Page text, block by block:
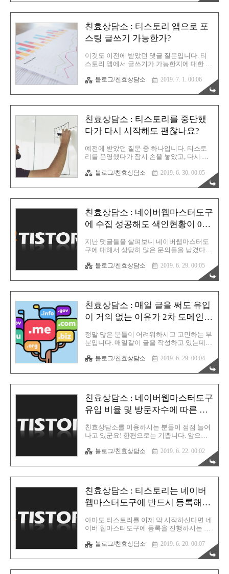
들도 계십니다. 이런 분들께서 공통적으로
남겨주셨던 질문 중 하나입니다. Q. 안녕하세
로 넘어온 블로거 입니다. 네이버에서 썼던
이미지를 그냥 재활용해도 상관 없는지 궁금
합니다. 글은 다 수정해서 새로 작성하고 있
는데 사진은 괜찮은거 같아서 그냥 그대로
올리고 있습니다. 다음에서 검색하니까 작성
한 글이 잘 나오길래 별 문제 없겠지 싶습니
다. 괜찮을까요? 사실 이 부분은 말이 많습니
다. 저 역시 카더라 통신 시절부터 블로그를
해왔기에 이런 저런 뜬구름 소문을 많이..
친효상담소 : 티스토리 앱으로 포
스팅 글쓰기 가능한가?
이것도 이전에 받았던 댓글 질문입니다. 티
스토리 앱에서 글쓰기가 가능한지에 대한 질
용해서 외출 상태에서의 글 작성에 대한 문
의를 주신 것 같습니다. 저 역시 이 부분에 대
해서 알아보고 테스트도 해봤지만... 답은 역
시 PC에서의 글작성이 짱이라는 사실이었습
요! 제가 운영하는 블로그는 현재 이원화되
어 있습니다. 일기 부분은 네이버에 작성을
하고 있으며 개인적인 라이팅이나 공개포스
팅은 티스토리에 작성하고 있습니다. 문제는
티스토리에 그날 찍었던 사진을 바로바로 올
리고 싶은데 네이버는 앱에서 설정하면 가능
한데 티스토리는 이미지가 자동 리사이징 됩
니다. 티스토리는 모바일 설정에 원본 업로
드가 안 되서 우여곡절로 네이버에 비공..
블로그/친효상담소 2019. 7. 1. 00:06
친효상담소 : 티스토리를 중단했
다가 다시 시작해도 괜찮나요?
예전에 받았던 질문 중 하나입니다. 티스토
리를 운영했다가 잠시 손을 놓았고, 다시 시
존 티스토리를 그대로 활용해서 진행하는게
나은지에 대한 부분입니다. 이 질문의 숨은
뜻은 "멈췄다가 다시 복귀해도 검색엔진에
노출이 되는 것에 있어서 패널티가 있는건
지? 혹은 한동안 안하다 갑자기 해도 검색엔
진에서 잘 자료를 수집하는지?" 이런 부분일
것 입니다. 이 부분은 확실히 답변을 드릴 수
있을 것 같습니다. 먼저 질문을 보시겠습니
다. Q. 안녕하세요, 효자손님의 글을 읽고 이
렇게 질문드리고자 합니다. 아무쪼록 의견
부탁드립니다. 저는 2012년경 티스토리 영어
블로그를 시작하였습니다. 나름 블로그 공부
도 좀 해서 한달만에 방문객 ..
블로그/친효상담소 2019. 6. 30. 00:05
친효상담소 : 네이버웹마스터도구
에 수집 성공해도 색인현황이 0인
지난 댓글들을 살펴보니 네이버웹마스터도
구에 대해서 상당히 많은 문의들을 남겼다는
도구... 그녀석은 대체 누구일까요? 그리고 감
히 마스터라는 키워드를 사용할 수준의 퀄리
티가 될까요? 티스토리를 사용하는 유저 입
장에서 바라볼 때, 네이버웹마스터도구는 그
도 쓸모가 없다는 이야기 입니다. 특히 검색
반영 요청에 대한 기능은 더더욱 그렇습니
다. 아래는 질문남겨주신 내용 입니다. Q. 안
녕하세요. 효자손님 질문있습니다! 네이버웹
마스터도구에 블로그도 등록하고, RSS 및 사
이트맵도 모두 등록을 마무리 했습니다. 그
럼에도 불구하고 등록한지 2주가 넘어가는
데 아직도 색인현황 0입니다. 수집을 요청하
고 수집 성공을 해도 동일합니다. 왜 ..
블로그/친효상담소 2019. 6. 29. 00:05
친효상담소 : 매일 글을 써도 유입
이 거의 없는 이유가 2차 도메인
정말 많은 분들이 어려워하시고 고민하는 부
분입니다. 매일같이 글을 작성하고 있는데도
입문하시고 봉착하는 수 많은 문제들 중 하
나입니다. 어떻게 해야 방문자를 늘릴 수 있
을까에 대한 고민! 우선 질문부터 보도록 하
겠습니다. Q. 안녕하세요. 티스토리의 수 많
는 한 사람입니다. 이 블로그는 정말 잘 운영
되는 듯 싶어 이렇게 댓글을 남깁니다. 운영
한지 이제 일주일 정도 되었습니다. 하루에
1~3개 정도 글을 쓰는데도 불구하고 유입이
전혀 없습니다. 제가 운영하는 다른 블로그
는 마찬가지로 운영한지 일주일 정도 되었는
데 방문자는 300명 정도인데 이상합니다. 이
둘의 차이는 2차 도메인을 사용하고 안 하고
의 차이밖에 없습니다. 혹..
블로그/친효상담소 2019. 6. 29. 00:04
친효상담소 : 네이버웹마스터도구
유입 비율 및 방문자수에 따른 애
친효상담소를 이용하시는 분들이 점점 늘어
나고 있군요! 한편으로는 기쁩니다. 앞으로
게 받은 메일 입니다. 이번에는 정말 장문의
내용을 문의를 주셨습니다. 두 번으로 나뉘
어서 답변을 해보는 시간을 갖도록 해보겠습
니다. 네이버 웹마스터 도구에 대한 질문Q.
그를 운영하면서 궁금한 점이 있어서 질문드
립니다. 블로그를 바쁘다는 핑계로 매일 꾸
준히는 못하지만 운영하면서 일 평균
200~300 사이의 방문자수를 유지하고 있습
니다. 하지만 300명 기준으로 봤을 때 네이버
검색 0~1, 다음검색 150, 구글검색 50, 카카
오톡 70, 기타유입 30 정도의 비율로 계속 유
지가 되고 있습니다. 네이버 웹마스터도구로
http 주소와 https ..
블로그/친효상담소 2019. 6. 22. 00:02
친효상담소 : 티스토리는 네이버
웹마스터도구에 반드시 등록해야
아마도 티스토리를 이제 막 시작하신다면 네
이버 웹마스터도구에 등록을 진행하시는 분
버 웹마스터도구에 등록하는 과정이 반드시
필요할까요? 답은 "No" 입니다. 제가 티스토
리를 시작할때는 "웹마스터도구"라는 플랫
폼이 없었습니다. 그냥 단순한 검색 등록만
블로그/친효상담소 2019. 6. 20. 00:07